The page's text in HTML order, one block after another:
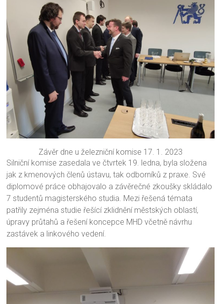
Závěr dne u železniční komise 17. 1. 2023
Silniční komise zasedala ve čtvrtek 19. ledna, byla složena
jak z kmenových členů ústavu, tak odborníků z praxe. Své
diplomové práce obhajovalo a závěrečné zkoušky skládalo
7 studentů magisterského studia. Mezi řešená témata
patřily zejména studie řešící zklidnění městských oblastí,
úpravy průtahů a řešení koncepce MHD včetně návrhu
zastávek a linkového vedení.